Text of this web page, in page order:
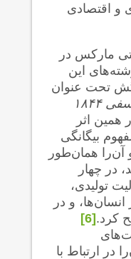
و اقتصادی
مارکس در
این
تحت عنوان
۱۸۴۴
اثر
بیگانگی
آن‌را همان‌طور
در چهار
تولیدی،
و در
کرد.[6]
در ارتباط با